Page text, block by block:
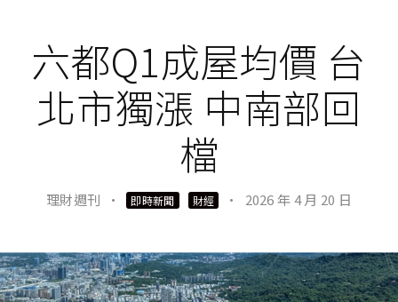
法人觀點：目標價看齊4,000元
分析師指出，新代具備「高純度機器人概念」 與「堅
實基本面」雙重優勢。相較於其他純炒作題材的個
股，新代擁有實質營收支撐與高ROE表現。
SHARE TWEET